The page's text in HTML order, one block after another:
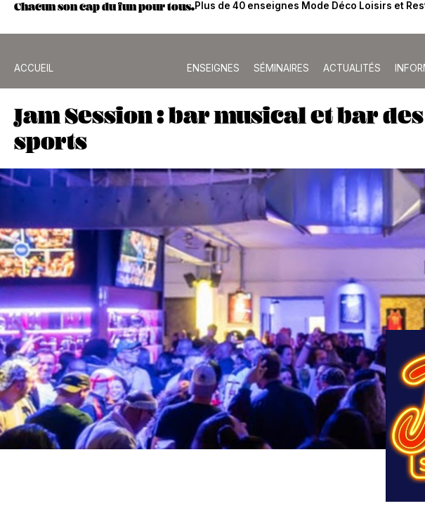
Chacun son cap du fun pour tous.Plus de 40 enseignes Mode Déco Loisirs et
ACCUEIL ENSEIGNES SÉMINAIRES ACTUALITÉS
Jam Session : bar musical et bar des
sports